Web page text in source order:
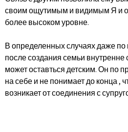
своим ощутимым и видимым Я и
более высоком уровне.
В определенных случаях даже
после создания семьи
может оставться детским. Он по
на себе и не понимает до конца ,
возникает от соединения с